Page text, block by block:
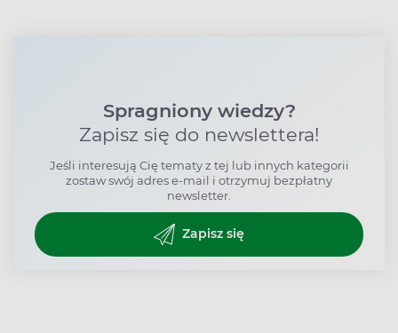
Spragniony wiedzy?
Zapisz się do newslettera!
Jeśli interesują Cię tematy z tej lub innych kategorii
zostaw swój adres e-mail i otrzymuj bezpłatny
newsletter.
Zapisz się